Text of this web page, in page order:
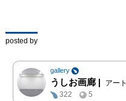
posted by
gallery
うしお画廊 |
アート
322
5